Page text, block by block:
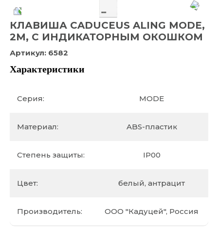
КЛАВИША CADUCEUS ALING MODE,
2М, С ИНДИКАТОРНЫМ ОКОШКОМ
Артикул: 6582
Характеристики
Серия: MODE
Материал: ABS-пластик
Степень защиты: IP00
Цвет: белый, антрацит
Производитель: ООО "Кадуцей", Россия